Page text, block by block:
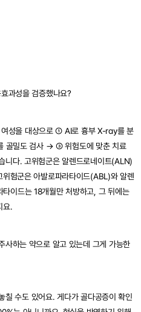
과성을 검증했나요?
성을 대상으로 ① AI로 흉부 X-ray를 분
골밀도 검사 → ③ 위험도에 맞춘 치료
니다. 고위험군은 알렌드로네이트(ALN)
험군은 아발로파라타이드(ABL)와 알렌
이드는 18개월만 처방하고, 그 뒤에는
요.
사하는 약으로 알고 있는데 그게 가능한
칠 수도 있어요. 게다가 골다공증이 확인